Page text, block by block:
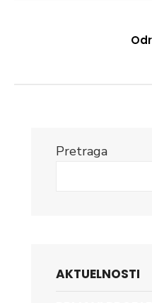
Pretraga
AKTUELNOSTI